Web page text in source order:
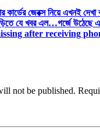
জেরক্স নিয়ে এখনই
যে খবর এল…গর্জে উঠেছে
after receiving
not be published.